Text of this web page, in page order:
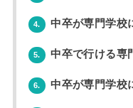
4. 中卒が専門学校
5. 中卒で行ける専
6. 中卒が専門学校